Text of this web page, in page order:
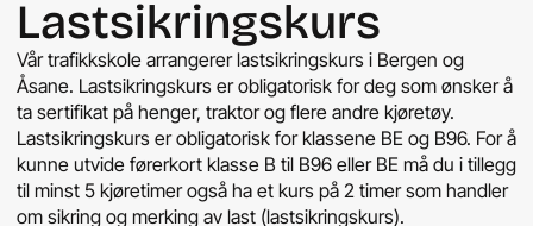
Lastsikringskurs
Vår trafikkskole arrangerer lastsikringskurs i Bergen og
Åsane. Lastsikringskurs er obligatorisk for deg som ønsker å
ta sertifikat på henger, traktor og flere andre kjøretøy.
Lastsikringskurs er obligatorisk for klassene BE og B96. For å
kunne utvide førerkort klasse B til B96 eller BE må du i tillegg
til minst 5 kjøretimer også ha et kurs på 2 timer som handler
om sikring og merking av last (lastsikringskurs).